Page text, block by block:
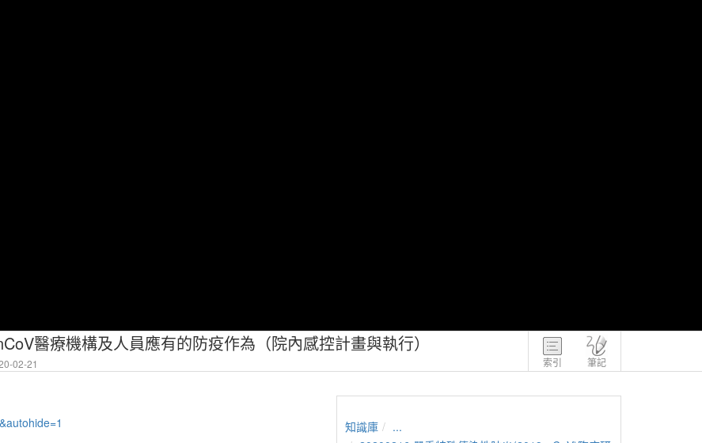
索引 筆記
醫療機構及人員應有的防疫作為（院內感控計畫與執行）
02-21
知識庫
...